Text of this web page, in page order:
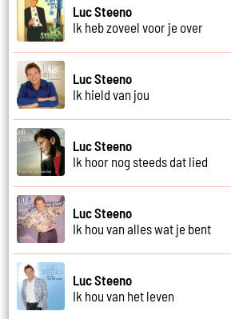
Luc Steeno
Ik heb zoveel voor je over
Luc Steeno
Ik hield van jou
Luc Steeno
Ik hoor nog steeds dat lied
Luc Steeno
Ik hou van alles wat je bent
Luc Steeno
Ik hou van het leven